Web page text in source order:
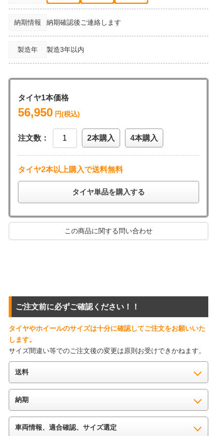
納期情報 納期確認後ご連絡します
製造年 製造3年以内
タイヤ1本価格
56,950円(税込)
注文数： 2本購入 4本購入
タイヤ2本以上購入で送料無料
タイヤ単品を購入する
この商品に関する問い合わせ
ご注文前に必ずご確認ください！！
タイヤやホイールのサイズは十分に確認してご注文をお願いいた
します。
サイズ間違い等でのご注文後の変更は原則お受けできかねます。
送料
納期
車両情報、適合確認、サイズ選定